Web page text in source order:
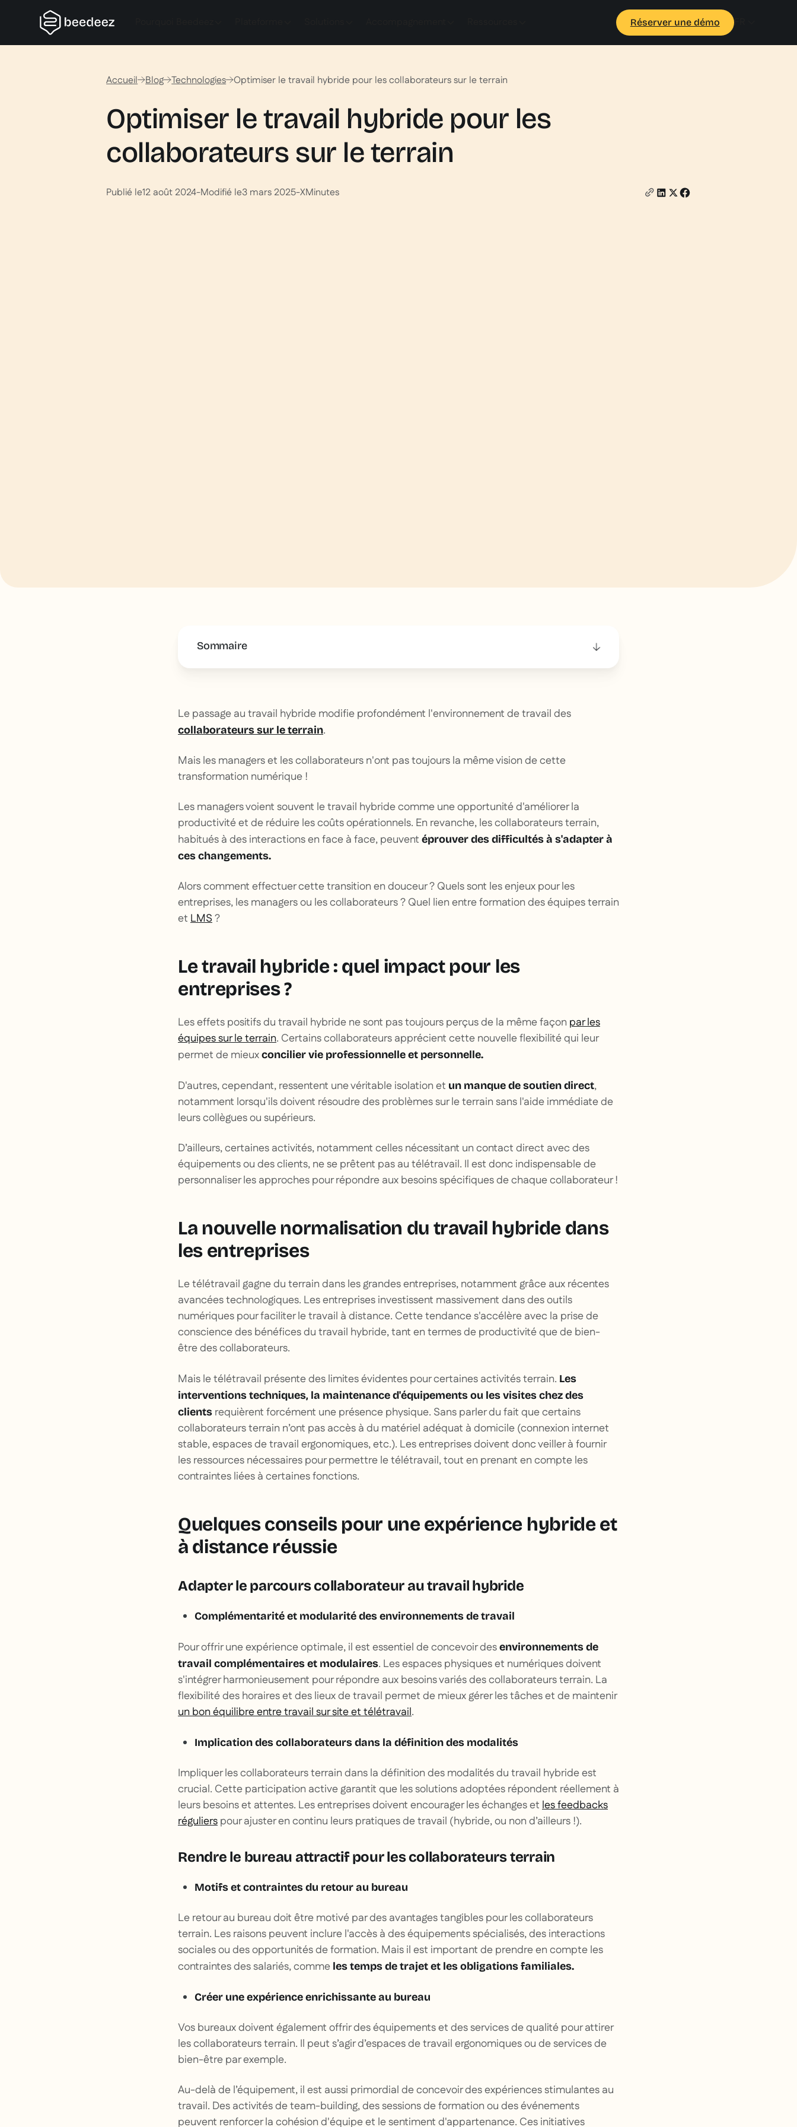
Réserver une démo FR
Accueil Blog Technologies Optimiser le travail hybride pour les collaborateurs sur le terrain
Optimiser le travail hybride pour les
collaborateurs sur le terrain
Publié le12 août 2024-Modifié le3 mars 2025-XMinutes
Sommaire
Le passage au travail hybride modifie profondément l'environnement de travail des
collaborateurs sur le terrain.
Mais les managers et les collaborateurs n'ont pas toujours la même vision de cette
transformation numérique !
Les managers voient souvent le travail hybride comme une opportunité d'améliorer la
productivité et de réduire les coûts opérationnels. En revanche, les collaborateurs terrain,
habitués à des interactions en face à face, peuvent éprouver des difficultés à s'adapter à
ces changements.
Alors comment effectuer cette transition en douceur ? Quels sont les enjeux pour les
entreprises, les managers ou les collaborateurs ? Quel lien entre formation des équipes terrain
etLMS?
Le travail hybride : quel impact pour les
entreprises ?
Les effets positifs du travail hybride ne sont pas toujours perçus de la même façon par les
équipes sur le terrain. Certains collaborateurs apprécient cette nouvelle flexibilité qui leur
permet de mieuxconcilier vie professionnelle et personnelle.
D'autres, cependant, ressentent une véritable isolation et un manque de soutien direct,
notamment lorsqu'ils doivent résoudre des problèmes sur le terrain sans l'aide immédiate de
leurs collègues ou supérieurs.
D’ailleurs, certaines activités, notamment celles nécessitant un contact direct avec des
équipements ou des clients, ne se prêtent pas au télétravail. Il est donc indispensable de
personnaliser les approches pour répondre aux besoins spécifiques de chaque collaborateur !
La nouvelle normalisation du travail hybride dans
les entreprises
Le télétravail gagne du terrain dans les grandes entreprises, notamment grâce aux récentes
avancées technologiques. Les entreprises investissent massivement dans des outils
numériques pour faciliter le travail à distance. Cette tendance s'accélère avec la prise de
conscience des bénéfices du travail hybride, tant en termes de productivité que de bien-
être des collaborateurs.
Mais le télétravail présente des limites évidentes pour certaines activités terrain. Les
interventions techniques, la maintenance d'équipements ou les visites chez des
clients requièrent forcément une présence physique. Sans parler du fait que certains
collaborateurs terrain n’ont pas accès à du matériel adéquat à domicile (connexion internet
stable, espaces de travail ergonomiques, etc.). Les entreprises doivent donc veiller à fournir
les ressources nécessaires pour permettre le télétravail, tout en prenant en compte les
contraintes liées à certaines fonctions.
Quelques conseils pour une expérience hybride et
à distance réussie
Adapter le parcours collaborateur au travail hybride
Complémentarité et modularité des environnements de travail
Pour offrir une expérience optimale, il est essentiel de concevoir desenvironnements de
travail complémentaires et modulaires. Les espaces physiques et numériques doivent
s'intégrer harmonieusement pour répondre aux besoins variés des collaborateurs terrain. La
flexibilité des horaires et des lieux de travail permet de mieux gérer les tâches et de maintenir
un bon équilibre entre travail sur site et télétravail.
Implication des collaborateurs dans la définition des modalités
Impliquer les collaborateurs terrain dans la définition des modalités du travail hybride est
crucial. Cette participation active garantit que les solutions adoptées répondent réellement à
leurs besoins et attentes. Les entreprises doivent encourager les échanges etles feedbacks
régulierspour ajuster en continu leurs pratiques de travail (hybride, ou non d’ailleurs !).
Rendre le bureau attractif pour les collaborateurs terrain
Motifs et contraintes du retour au bureau
Le retour au bureau doit être motivé par des avantages tangibles pour les collaborateurs
terrain. Les raisons peuvent inclure l'accès à des équipements spécialisés, des interactions
sociales ou des opportunités de formation. Mais il est important de prendre en compte les
contraintes des salariés, comme les temps de trajet et les obligations familiales.
Créer une expérience enrichissante au bureau
Vos bureaux doivent également offrir des équipements et des services de qualité pour attirer
les collaborateurs terrain. Il peut s’agir d’espaces de travail ergonomiques ou de services de
bien-être par exemple.
Au-delà de l’équipement, il est aussi primordial de concevoir des expériences stimulantes au
travail. Des activités de team-building, des sessions de formation ou des événements
peuvent renforcer la cohésion d'équipe et le sentiment d'appartenance. Ces initiatives